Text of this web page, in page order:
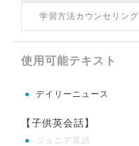
学習方法カウンセリング
使用可能テキスト
● デイリーニュース
【子供英会話】
● ジュニア英語